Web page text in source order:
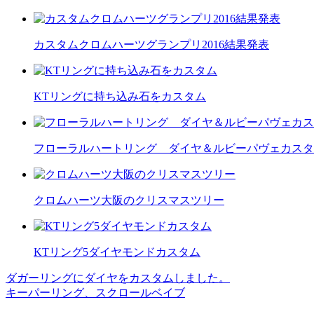
カスタムクロムハーツグランプリ2016結果発表
KTリングに持ち込み石をカスタム
フローラルハートリング ダイヤ＆ルビーパヴェカス
クロムハーツ大阪のクリスマスツリー
KTリング5ダイヤモンドカスタム
投
稿
ダガーリングにダイヤをカスタムしました。
キーパーリング、スクロールベイブ